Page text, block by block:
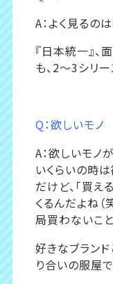
A：よく見るの
『日本統一』、
も、2〜3シリ
Q：欲しいモノ
A：欲しいモノ
いくらいの時
だけど、「買え
くるんだよね（
局買わないこ
好きなブラン
り合いの服屋